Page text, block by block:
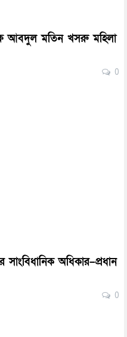
আবদুল মতিন খসরু মহিলা
0
সাংবিধানিক অধিকার–প্রধান
0